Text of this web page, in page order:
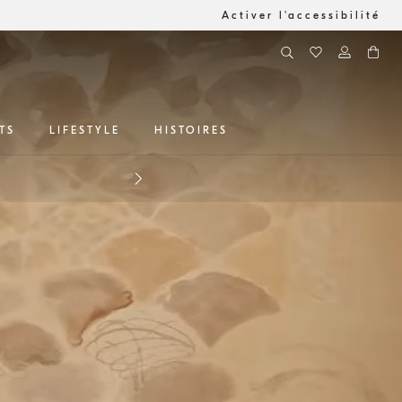
Activer l'accessibilité
LIFESTYLE HISTOIRES